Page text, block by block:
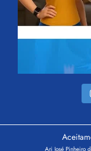
Ari José Pinheiro